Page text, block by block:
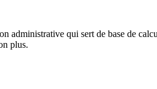
administrative qui sert de base de
plus.